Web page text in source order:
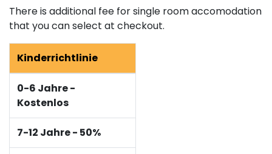
There is additional fee for single room accomodation
that you can select at checkout.
Kinderrichtlinie
0-6 Jahre -
Kostenlos
7-12 Jahre - 50%